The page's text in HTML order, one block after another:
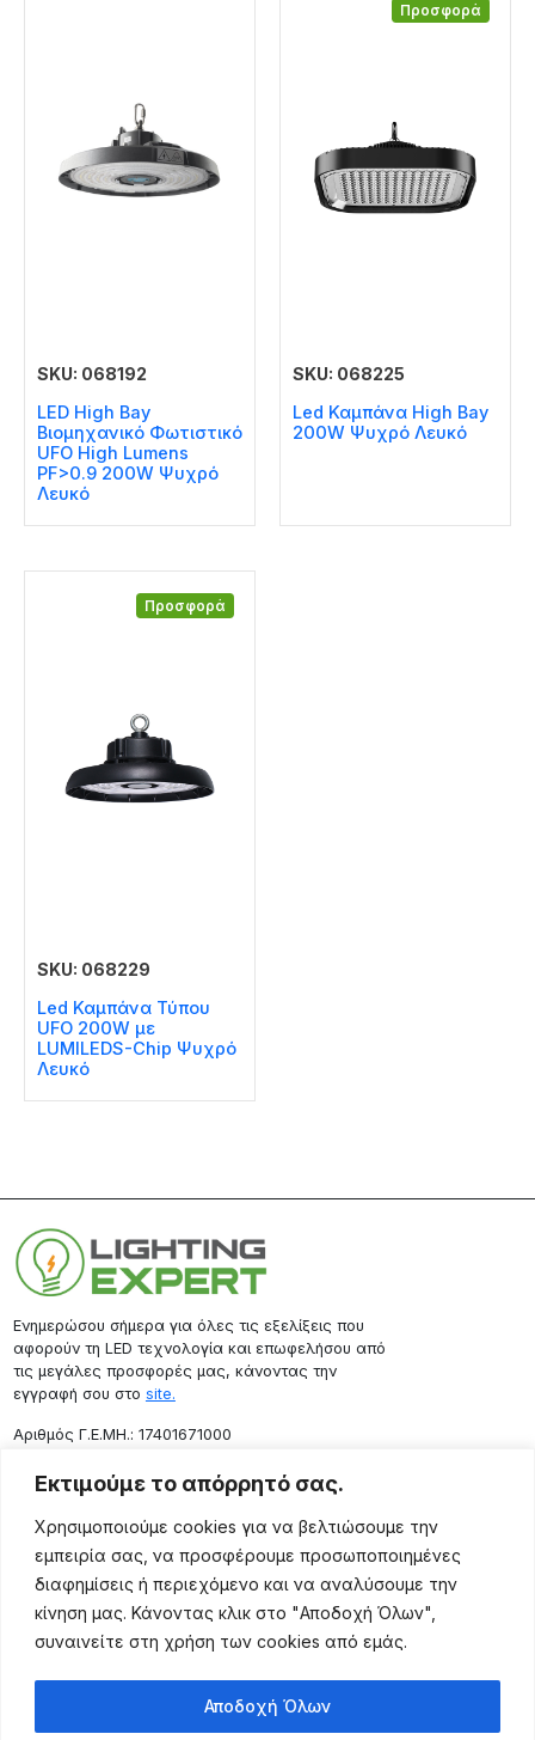
Εκτιμούμε το απόρρητό σας.
Χρησιμοποιούμε cookies για να βελτιώσουμε την
εμπειρία σας, να προσφέρουμε προσωποποιημένες
διαφημίσεις ή περιεχόμενο και να αναλύσουμε την
κίνηση μας. Κάνοντας κλικ στο "Αποδοχή Όλων",
συναινείτε στη χρήση των cookies από εμάς.
Αποδοχή Όλων
SKU: 068192
LED High Bay
Βιομηχανικό Φωτιστικό
UFO High Lumens
PF>0.9 200W Ψυχρό
Λευκό
Προσφορά
SKU: 068225
Led Καμπάνα High Bay
200W Ψυχρό Λευκό
Προσφορά
SKU: 068229
Led Καμπάνα Τύπου
UFO 200W με
LUMILEDS-Chip Ψυχρό
Λευκό
Ενημερώσου σήμερα για όλες τις εξελίξεις που
αφορούν τη LED τεχνολογία και επωφελήσου από
τις μεγάλες προσφορές μας, κάνοντας την
εγγραφή σου στο site.
Aριθμός Γ.Ε.ΜΗ.: 17401671000
Επικοινωνία
Ρόδου 133, Αθήνα 10443
(+30) 211 725 5427
sales@lightingexpert.gr
Χρήσιμες Σελίδες